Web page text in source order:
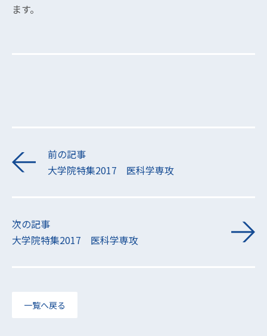
ます。
前の記事
大学院特集2017 医科学専攻
次の記事
大学院特集2017 医科学専攻
一覧へ戻る